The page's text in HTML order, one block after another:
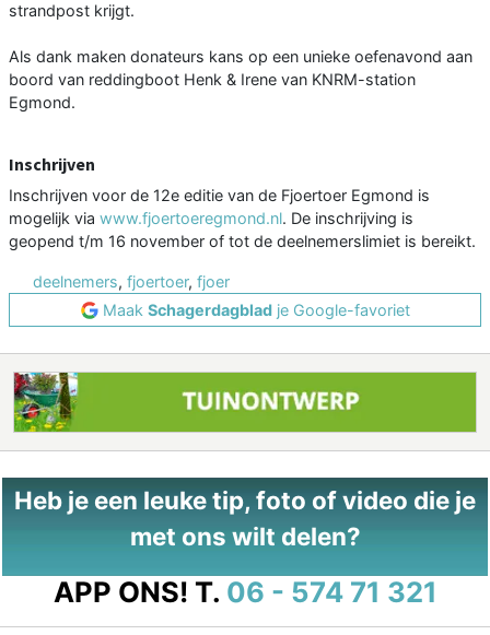
strandpost krijgt.
Als dank maken donateurs kans op een unieke oefenavond aan
boord van reddingboot Henk & Irene van KNRM-station
Egmond.
Inschrijven
Inschrijven voor de 12e editie van de Fjoertoer Egmond is
mogelijk via www.fjoertoeregmond.nl. De inschrijving is
geopend t/m 16 november of tot de deelnemerslimiet is bereikt.
deelnemers, fjoertoer, fjoer
Maak Schagerdagbladje Google-favoriet
Heb je een leuke tip, foto of video die je
met ons wilt delen?
APP ONS! T. 06 - 574 71 321